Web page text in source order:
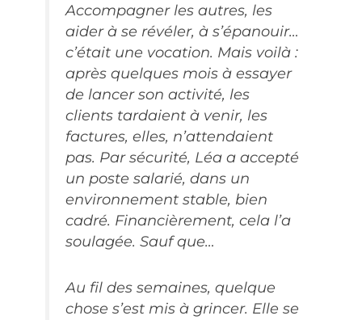
Accompagner les autres, les
aider à se révéler, à s’épanouir…
c’était une vocation. Mais voilà :
après quelques mois à essayer
de lancer son activité, les
clients tardaient à venir, les
factures, elles, n’attendaient
pas. Par sécurité, Léa a accepté
un poste salarié, dans un
environnement stable, bien
cadré. Financièrement, cela l’a
soulagée. Sauf que…
Au fil des semaines, quelque
chose s’est mis à grincer. Elle se